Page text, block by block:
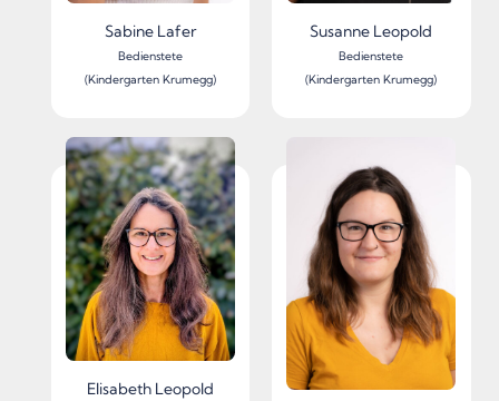
Sabine Lafer
Bedienstete
(Kindergarten Krumegg)
Susanne Leopold
Bedienstete
(Kindergarten Krumegg)
Elisabeth Leopold